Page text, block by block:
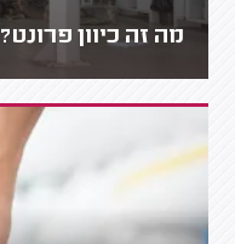
מה זה כיוון פרונט?